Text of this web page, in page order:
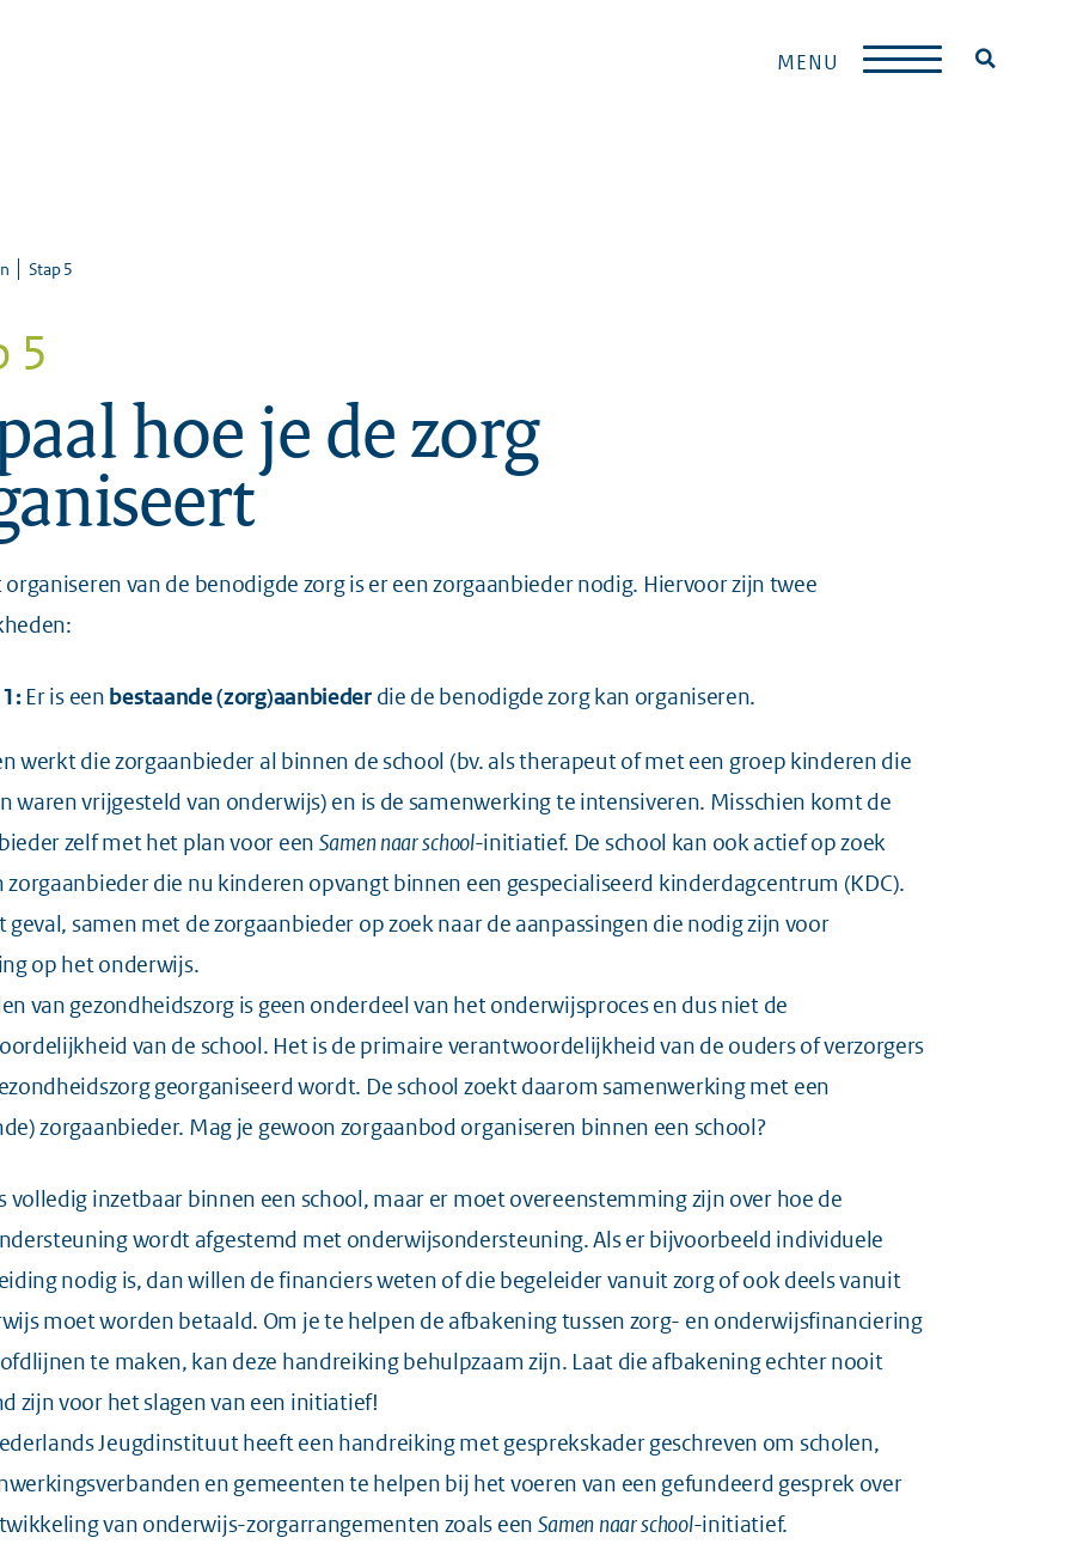
MENU
Stap 5
5
hoe je de zorg
organiseren van de benodigde zorg is er een zorgaanbieder nodig. Hiervoor zijn twee
Er is een bestaande (zorg)aanbiederdie de benodigde zorg kan organiseren.
werkt die zorgaanbieder al binnen de school (bv. als therapeut of met een groep kinderen die
waren vrijgesteld van onderwijs) en is de samenwerking te intensiveren. Misschien komt de
zelf met het plan voor een Samen naar school-initiatief. De school kan ook actief op zoek
zorgaanbieder die nu kinderen opvangt binnen een gespecialiseerd kinderdagcentrum (KDC).
geval, samen met de zorgaanbieder op zoek naar de aanpassingen die nodig zijn voor
op het onderwijs.
van gezondheidszorg is geen onderdeel van het onderwijsproces en dus niet de
van de school. Het is de primaire verantwoordelijkheid van de ouders of verzorgers
georganiseerd wordt. De school zoekt daarom samenwerking met een
zorgaanbieder. Mag je gewoon zorgaanbod organiseren binnen een school?
volledig inzetbaar binnen een school, maar er moet overeenstemming zijn over hoe de
wordt afgestemd met onderwijsondersteuning. Als er bijvoorbeeld individuele
nodig is, dan willen de financiers weten of die begeleider vanuit zorg of ook deels vanuit
moet worden betaald. Om je te helpen de afbakening tussen zorg- en onderwijsfinanciering
te maken, kan deze handreikingbehulpzaam zijn. Laat die afbakening echter nooit
zijn voor het slagen van een initiatief!
Jeugdinstituut heeft een handreikingmet gesprekskader geschreven om scholen,
en gemeenten te helpen bij het voeren van een gefundeerd gesprek over
van onderwijs-zorgarrangementen zoals een Samen naar school-initiatief.